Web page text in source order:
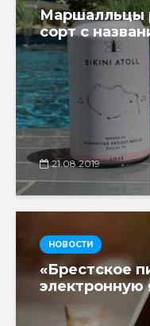
Маршалльцы
сорт с
21.08.2019
НОВОСТИ
«Брестское
электронную